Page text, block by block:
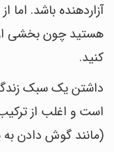
آزاردهنده باشد. اما
هستید چون بخشی از
کنید.
داشتن یک سبک
است و اغلب از
(مانند گوش دادن